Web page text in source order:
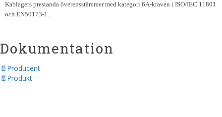
Kablagets prestanda överensstämmer med kategori 6A-kraven i ISO/IEC 11801
och EN50173-1.
Dokumentation
Producent
Produkt